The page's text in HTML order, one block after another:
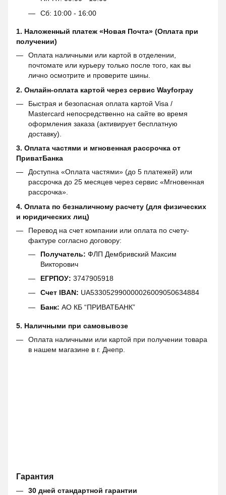
Сб: 10:00 - 16:00
1. Наложенный платеж «Новая Почта» (Оплата при
получении)
Оплата наличными или картой в отделении,
почтомате или курьеру только после того, как вы
лично осмотрите и проверите шины.
2. Онлайн-оплата картой через сервис Wayforpay
Быстрая и безопасная оплата картой Visa /
Mastercard непосредственно на сайте во время
оформления заказа (активирует бесплатную
доставку).
3. Оплата частями и мгновенная рассрочка от
ПриватБанка
Доступна «Оплата частями» (до 5 платежей) или
рассрочка до 25 месяцев через сервис «Мгновенная
рассрочка».
4. Оплата по безналичному расчету (для физических
и юридических лиц)
Перевод на счет компании или оплата по счету-
фактуре согласно договору:
Получатель: ФЛП Дембривский Максим
Викторович
ЕГРПОУ: 3747905918
Счет IBAN: UA533052990000026009050634884
Банк: АО КБ “ПРИВАТБАНК”
5. Наличными при самовывозе
Оплата наличными или картой при получении товара
в нашем магазине в г. Днепр.
Гарантия
30 дней стандартной гарантии